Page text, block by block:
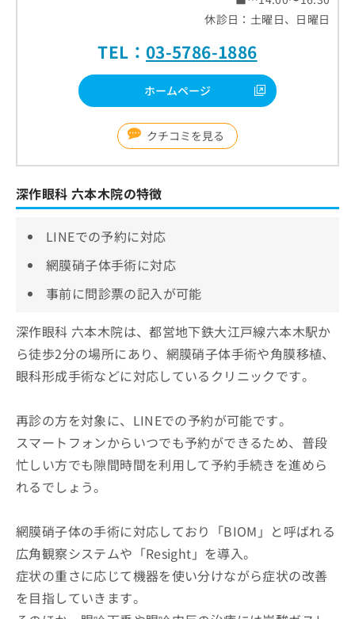
休診日：土曜日、日曜日
TEL： 03-5786-1886
ホームページ
クチコミを見る
深作眼科 六本木院の特徴
LINEでの予約に対応
網膜硝子体手術に対応
事前に問診票の記入が可能
深作眼科 六本木院は、都営地下鉄大江戸線六本木駅か
ら徒歩2分の場所にあり、網膜硝子体手術や角膜移植、
眼科形成手術などに対応しているクリニックです。
再診の方を対象に、LINEでの予約が可能です。
スマートフォンからいつでも予約ができるため、普段
忙しい方でも隙間時間を利用して予約手続きを進めら
れるでしょう。
網膜硝子体の手術に対応しており「BIOM」と呼ばれる
広角観察システムや「Resight」を導入。
症状の重さに応じて機器を使い分けながら症状の改善
を目指していきます。